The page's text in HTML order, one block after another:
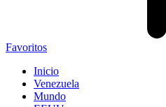
Favoritos
Inicio
Venezuela
Mundo